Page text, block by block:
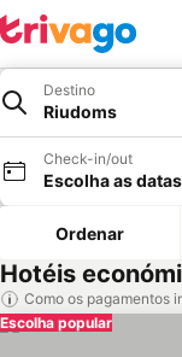
Destino
Riudoms
Check-in/out
Escolha as datas
Ordenar
Hotéis
Como os pagamentos
Escolha popular